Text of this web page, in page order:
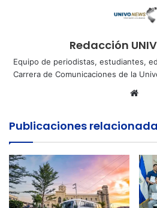
Redacción
Equipo de periodistas, estudiantes,
Carrera de Comunicaciones de la
Sitio
Publicaciones